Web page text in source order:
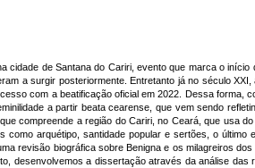
de Santana do Cariri, evento que marca o
a surgir posteriormente. Entretanto já no século
com a beatificação oficial em 2022. Dessa forma,
a partir beata cearense, que vem sendo
compreende a região do Cariri, no Ceará, que usa
arquétipo, santidade popular e sertões, o último
revisão biográfica sobre Benigna e os milagreiros
desenvolvemos a dissertação através da análise das